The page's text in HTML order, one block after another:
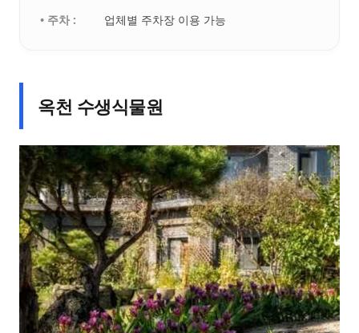
• 주차 :
업체별 주차장 이용 가능
옥천 수생식물원